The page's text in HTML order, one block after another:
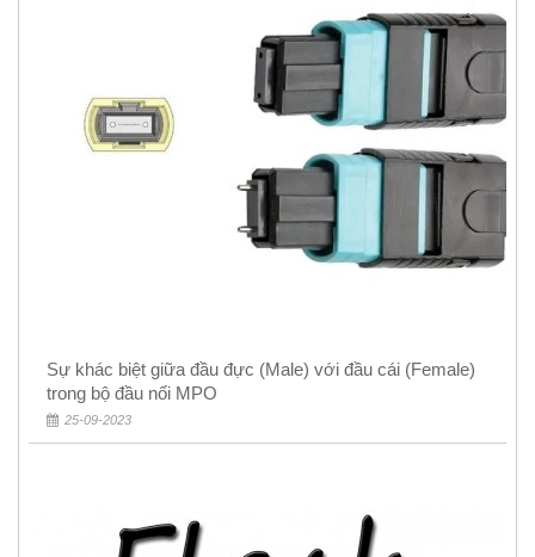
Sự khác biệt giữa đầu đực (Male) với đầu cái (Female)
trong bộ đầu nối MPO
25-09-2023